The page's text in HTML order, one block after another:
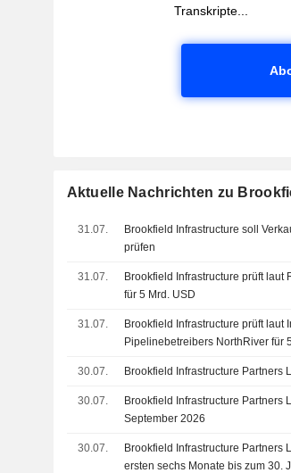
Transkripte...
Aktuelle Nachrichten zu
31.07.
Brookfield Infrastructure soll
prüfen
31.07.
Brookfield Infrastructure prüft laut
für 5 Mrd. USD
31.07.
Brookfield Infrastructure prüft laut
Pipelinebetreibers NorthRiver für
30.07. Brookfield Infrastructure Partners
30.07.
Brookfield Infrastructure Partners
September 2026
30.07.
Brookfield Infrastructure Partners
ersten sechs Monate bis zum 30.